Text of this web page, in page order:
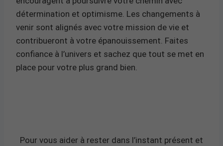
détermination et optimisme. Les changements à
venir sont alignés avec votre mission de vie et
contribueront à votre épanouissement. Faites
confiance à l’univers et sachez que tout se met en
place pour votre plus grand bien.
Pour vous aider à rester dans l’instant présent et